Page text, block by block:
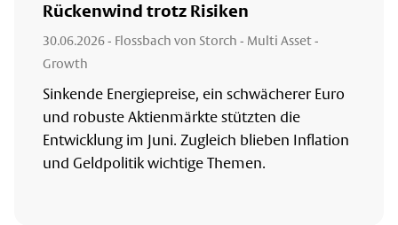
Rückenwind trotz Risiken
30.06.2026- Flossbach von Storch - Multi Asset -
Growth
Sinkende Energiepreise, ein schwächerer Euro
und robuste Aktienmärkte stützten die
Entwicklung im Juni. Zugleich blieben Inflation
und Geldpolitik wichtige Themen.